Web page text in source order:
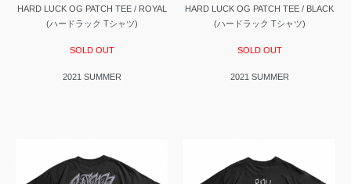
HARD LUCK OG PATCH TEE / ROYAL
(ハードラック Tシャツ)
SOLD OUT
2021 SUMMER
HARD LUCK OG PATCH TEE / BLACK
(ハードラック Tシャツ)
SOLD OUT
2021 SUMMER